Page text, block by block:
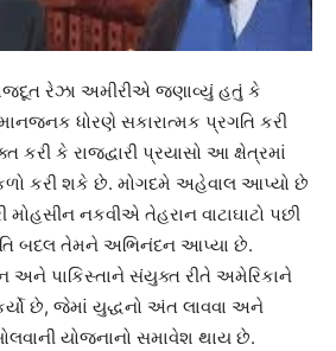
રેઝા અમીરીએ જણાવ્યું હતું કે
ધોરણે સકારાત્મક પ્રગતિ કરી
કે રાજદ્વારી પ્રયાસો આ ક્ષેત્રમાં
કરી શકે છે. મોગદમે અહેવાલ આપ્યો છે
મોહસીન નકવીએ તેહરાન વાટાઘાટો પછી
બદલ તેમને અભિનંદન આપ્યા છે.
અને પાકિસ્તાને સંયુક્ત રીતે અમેરિકાને
છે, જેમાં યુદ્ધનો અંત લાવવા અને
યોજનાનો સમાવેશ થાય છે.